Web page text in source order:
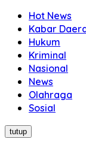
Hot News
Kabar
Hukum
Kriminal
Nasional
News
Olahraga
Sosial
tutup